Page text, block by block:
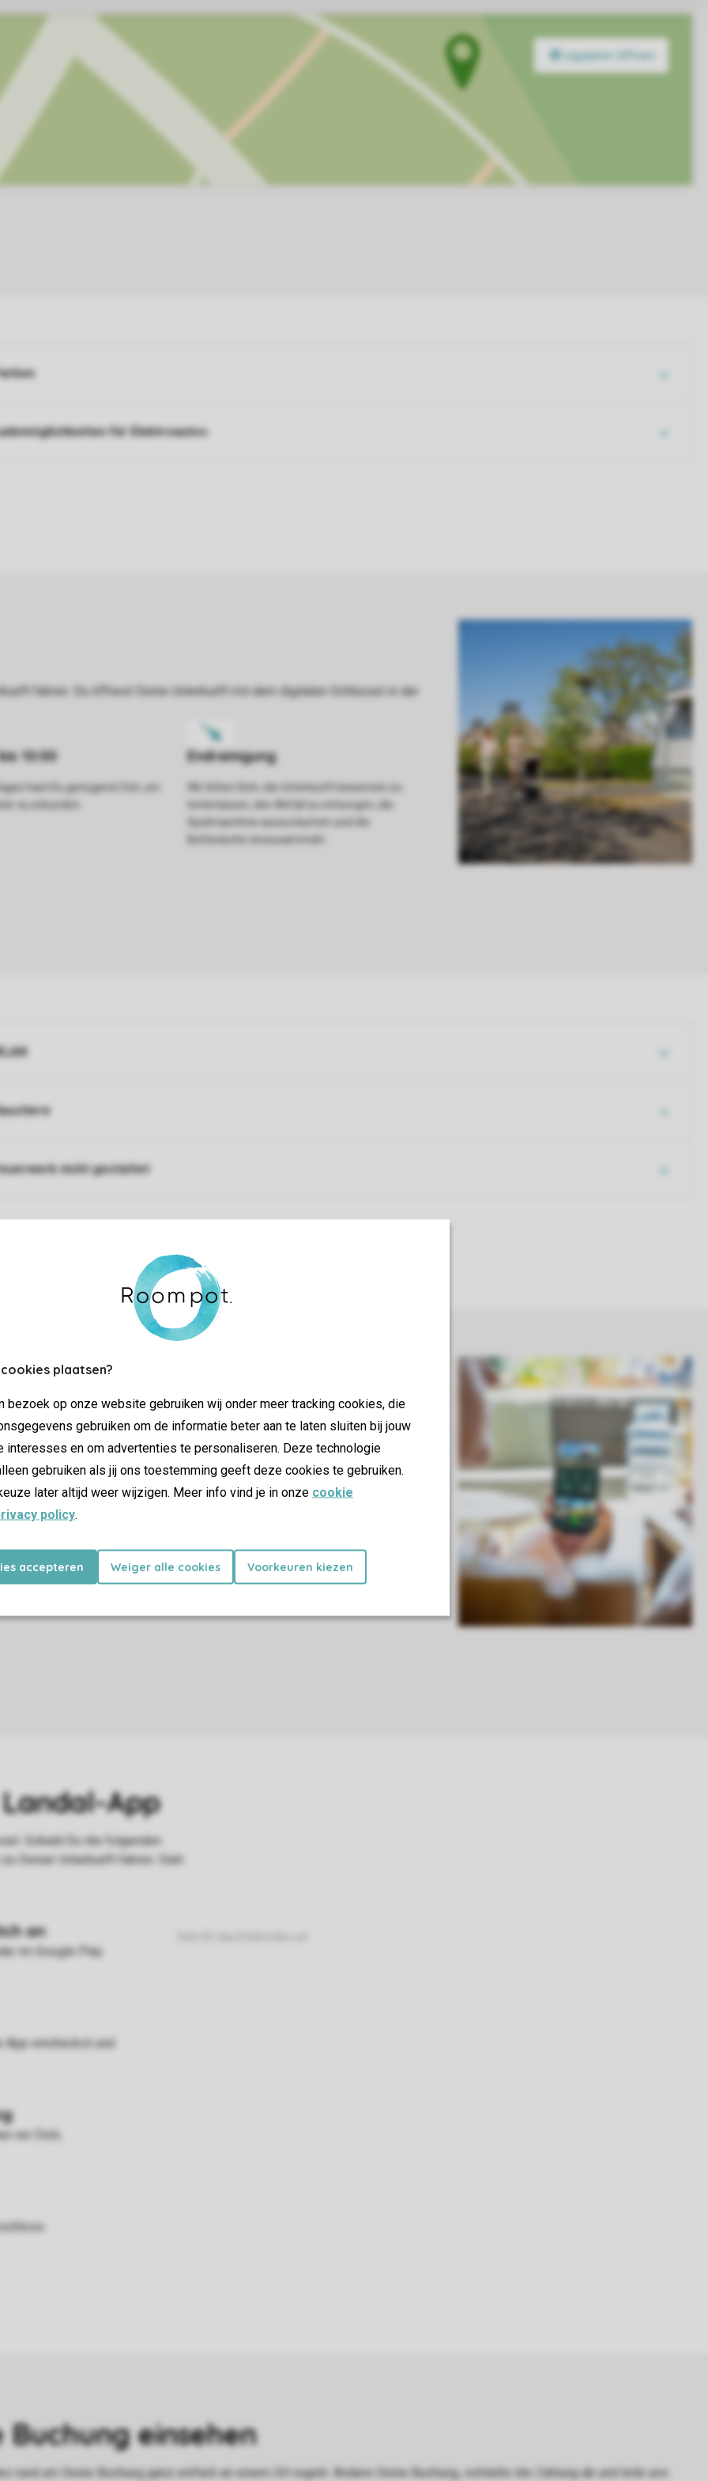
plaatsen?
bezoek op onze website gebruiken wij onder meer tracking cookies, die
gebruiken om de informatie beter aan te laten sluiten bij jouw
interesses en om advertenties te personaliseren. Deze technologie
gebruiken als jij ons toestemming geeft deze cookies te gebruiken.
later altijd weer wijzigen. Meer info vind je in onze cookie
policy.
accepteren Weiger alle cookies Voorkeuren kiezen
für Elektroautos
hast Du genügend Zeit, um
zu erkunden.
Wir bitten Dich, die Unterkunft besenrein zu
hinterlassen, den Abfall zu entsorgen, die
Spülmaschine auszuräumen und die
Bettwäsche einzusammeln.
nicht gestattet